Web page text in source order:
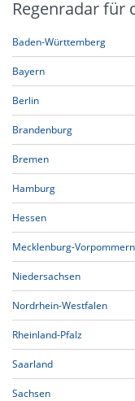
Regenradar für
Baden-Württemberg
Bayern
Berlin
Brandenburg
Bremen
Hamburg
Hessen
Mecklenburg-Vorpommern
Niedersachsen
Nordrhein-Westfalen
Rheinland-Pfalz
Saarland
Sachsen